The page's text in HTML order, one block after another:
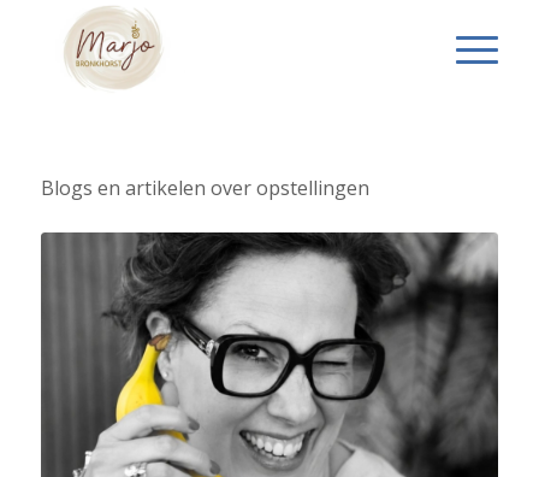
Blogs en artikelen over opstellingen